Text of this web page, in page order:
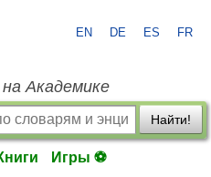
EN DE ES FR
Академике
Найти!
Игры ⚽